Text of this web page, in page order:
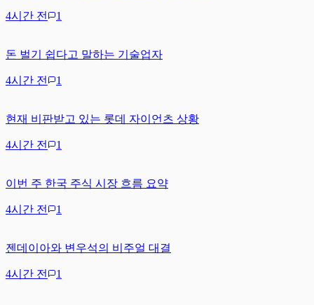
4시간 전 1
돈 벌기 쉽다고 말하는 기술업자
4시간 전 1
현재 비판받고 있는 롯데 자이언츠 상황
4시간 전 1
이번 주 한국 주식 시장 흐름 요약
4시간 전 1
젠데이아와 변우석의 비주얼 대결
4시간 전 1